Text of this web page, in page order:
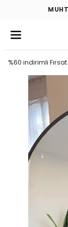
%60 indirimli